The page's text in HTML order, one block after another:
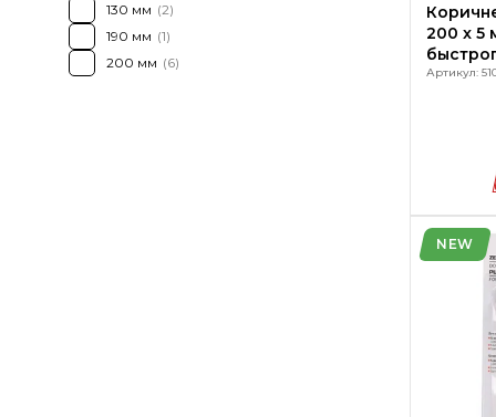
130 мм (2)
190 мм (1)
200 мм (6)
200 x 5
Артикул:
NEW